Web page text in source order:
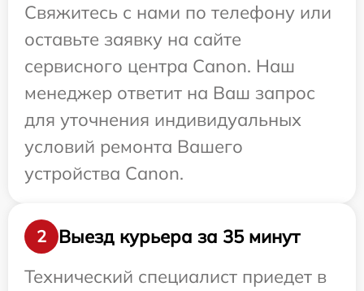
Свяжитесь с нами по телефону или
оставьте заявку на сайте
сервисного центра Canon. Наш
менеджер ответит на Ваш запрос
для уточнения индивидуальных
условий ремонта Вашего
устройства Canon.
2
Выезд курьера за 35 минут
Технический специалист приедет в